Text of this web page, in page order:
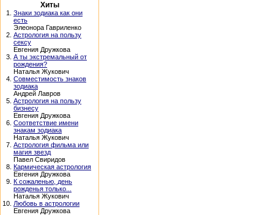
Хиты
1. Знаки зодиака как они
есть
Элеонора Гавриленко
2. Астрология на пользу
сексу
Евгения Дружкова
3. А ты экстремальный от
рождения?
Наталья Жукович
4. Совместимость знаков
зодиака
Андрей Лавров
5. Астрология на пользу
бизнесу
Евгения Дружкова
6. Соответствие имени
знакам зодиака
Наталья Жукович
7. Астрология фильма или
магия звезд
Павел Свиридов
8. Кармическая астрология
Евгения Дружкова
9. К сожаленью, день
рожденья только...
Наталья Жукович
10. Любовь в астрологии
Евгения Дружкова